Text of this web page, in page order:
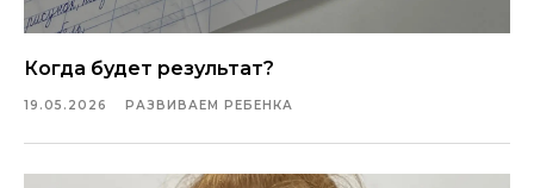
Когда будет результат?
19.05.2026 РАЗВИВАЕМ РЕБЕНКА